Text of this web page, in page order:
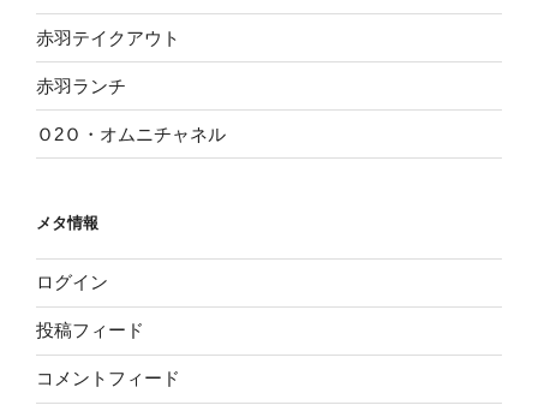
赤羽テイクアウト
赤羽ランチ
Ｏ2Ｏ・オムニチャネル
メタ情報
ログイン
投稿フィード
コメントフィード